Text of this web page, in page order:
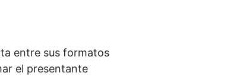
entre sus formatos
el presentante